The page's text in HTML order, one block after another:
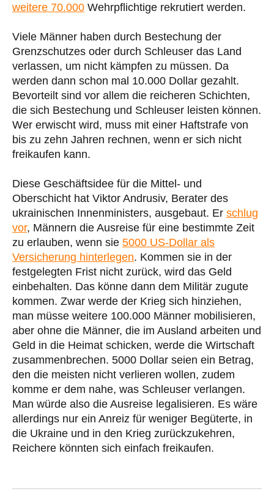
weitere 70.000 Wehrpflichtige rekrutiert werden.
Viele Männer haben durch Bestechung der
Grenzschutzes oder durch Schleuser das Land
verlassen, um nicht kämpfen zu müssen. Da
werden dann schon mal 10.000 Dollar gezahlt.
Bevorteilt sind vor allem die reicheren Schichten,
die sich Bestechung und Schleuser leisten können.
Wer erwischt wird, muss mit einer Haftstrafe von
bis zu zehn Jahren rechnen, wenn er sich nicht
freikaufen kann.
Diese Geschäftsidee für die Mittel- und
Oberschicht hat Viktor Andrusiv, Berater des
ukrainischen Innenministers, ausgebaut. Er schlug
vor, Männern die Ausreise für eine bestimmte Zeit
zu erlauben, wenn sie 5000 US-Dollar als
Versicherung hinterlegen. Kommen sie in der
festgelegten Frist nicht zurück, wird das Geld
einbehalten. Das könne dann dem Militär zugute
kommen. Zwar werde der Krieg sich hinziehen,
man müsse weitere 100.000 Männer mobilisieren,
aber ohne die Männer, die im Ausland arbeiten und
Geld in die Heimat schicken, werde die Wirtschaft
zusammenbrechen. 5000 Dollar seien ein Betrag,
den die meisten nicht verlieren wollen, zudem
komme er dem nahe, was Schleuser verlangen.
Man würde also die Ausreise legalisieren. Es wäre
allerdings nur ein Anreiz für weniger Begüterte, in
die Ukraine und in den Krieg zurückzukehren,
Reichere könnten sich einfach freikaufen.